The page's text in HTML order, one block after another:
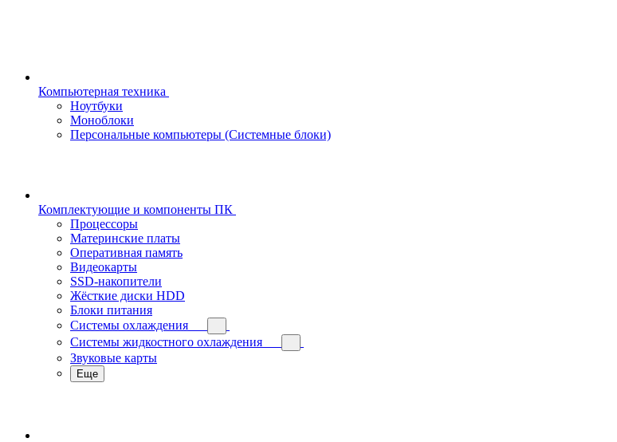
Компьютерная техника
Ноутбуки
Моноблоки
Персональные компьютеры (Системные блоки)
Комплектующие и компоненты ПК
Процессоры
Материнские платы
Оперативная память
Видеокарты
SSD-накопители
Жёсткие диски HDD
Блоки питания
Системы охлаждения
Системы жидкостного охлаждения
Звуковые карты
Еще